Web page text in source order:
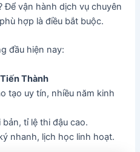
Để vận hành dịch vụ chuyên
hợp là điều bắt buộc.
đầu hiện nay:
Thành
tạo uy tín, nhiều năm kinh
bản, tỉ lệ thi đậu cao.
nhanh, lịch học linh hoạt.